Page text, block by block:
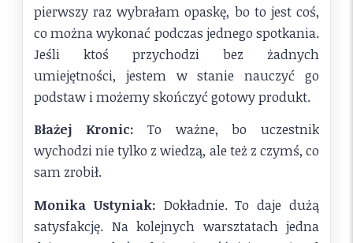
pierwszy raz wybrałam opaskę, bo to jest coś,
co można wykonać podczas jednego spotkania.
Jeśli ktoś przychodzi bez żadnych
umiejętności, jestem w stanie nauczyć go
podstaw i możemy skończyć gotowy produkt.
Błażej Kronic: To ważne, bo uczestnik
wychodzi nie tylko z wiedzą, ale też z czymś, co
sam zrobił.
Monika Ustyniak: Dokładnie. To daje dużą
satysfakcję. Na kolejnych warsztatach jedna